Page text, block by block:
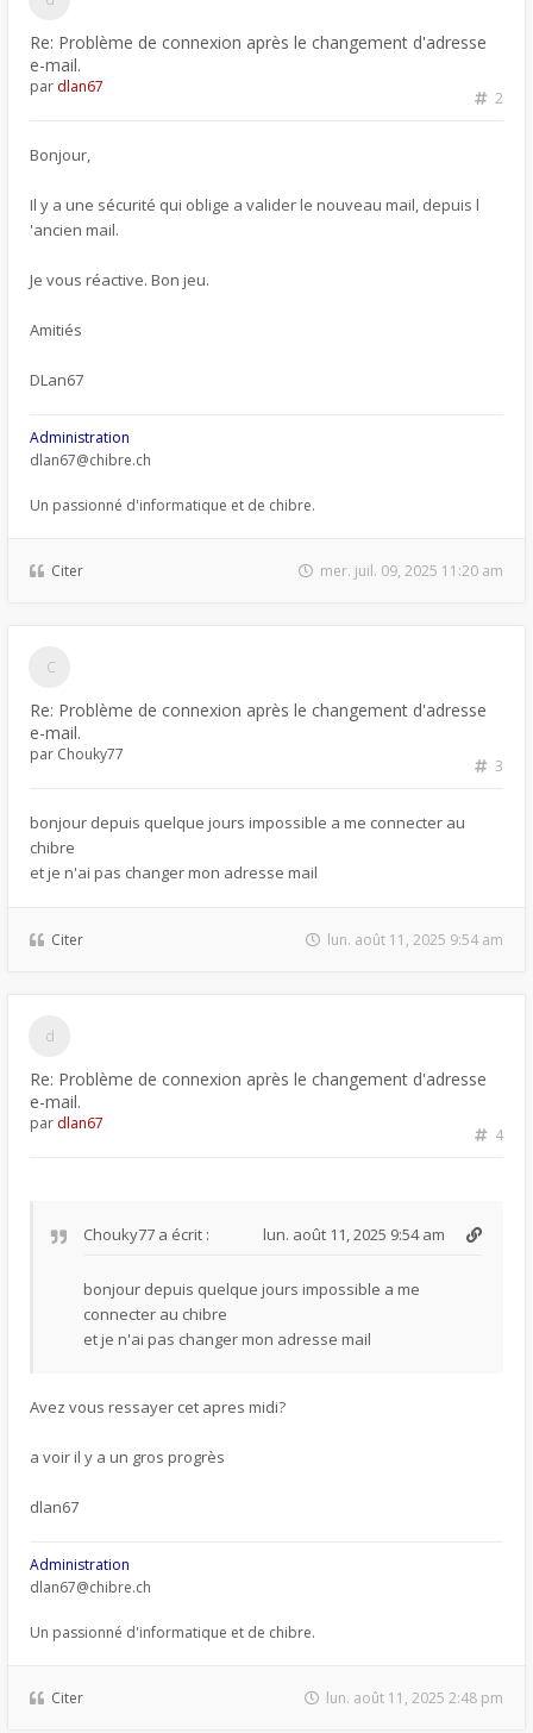
Re: Problème de connexion après le changement d'adresse
e-mail.
2
par dlan67
Bonjour,
Il y a une sécurité qui oblige a valider le nouveau mail, depuis l
'ancien mail.
Je vous réactive. Bon jeu.
Amitiés
DLan67
Administration
dlan67@chibre.ch
Un passionné d'informatique et de chibre.
Citer mer. juil. 09, 2025 11:20 am
Re: Problème de connexion après le changement d'adresse
e-mail.
3
par Chouky77
bonjour depuis quelque jours impossible a me connecter au
chibre
et je n'ai pas changer mon adresse mail
Citer lun. août 11, 2025 9:54 am
Re: Problème de connexion après le changement d'adresse
e-mail.
4
par dlan67
Chouky77 a écrit : lun. août 11, 2025 9:54 am
bonjour depuis quelque jours impossible a me
connecter au chibre
et je n'ai pas changer mon adresse mail
Avez vous ressayer cet apres midi?
a voir il y a un gros progrès
dlan67
Administration
dlan67@chibre.ch
Un passionné d'informatique et de chibre.
Citer lun. août 11, 2025 2:48 pm